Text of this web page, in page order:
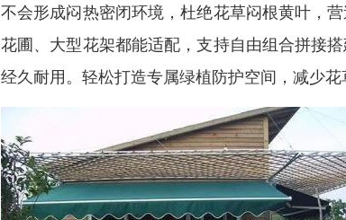
不会形成闷热密闭环境，杜绝花草闷根黄叶，
花圃、大型花架都能适配，支持自由组合拼接
经久耐用。轻松打造专属绿植防护空间，减少